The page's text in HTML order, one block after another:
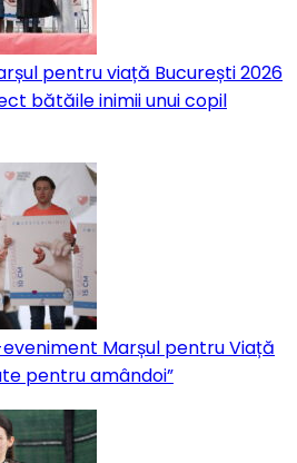
pentru viață București 2026
bătăile inimii unui copil
Marșul pentru Viață
pentru amândoi”